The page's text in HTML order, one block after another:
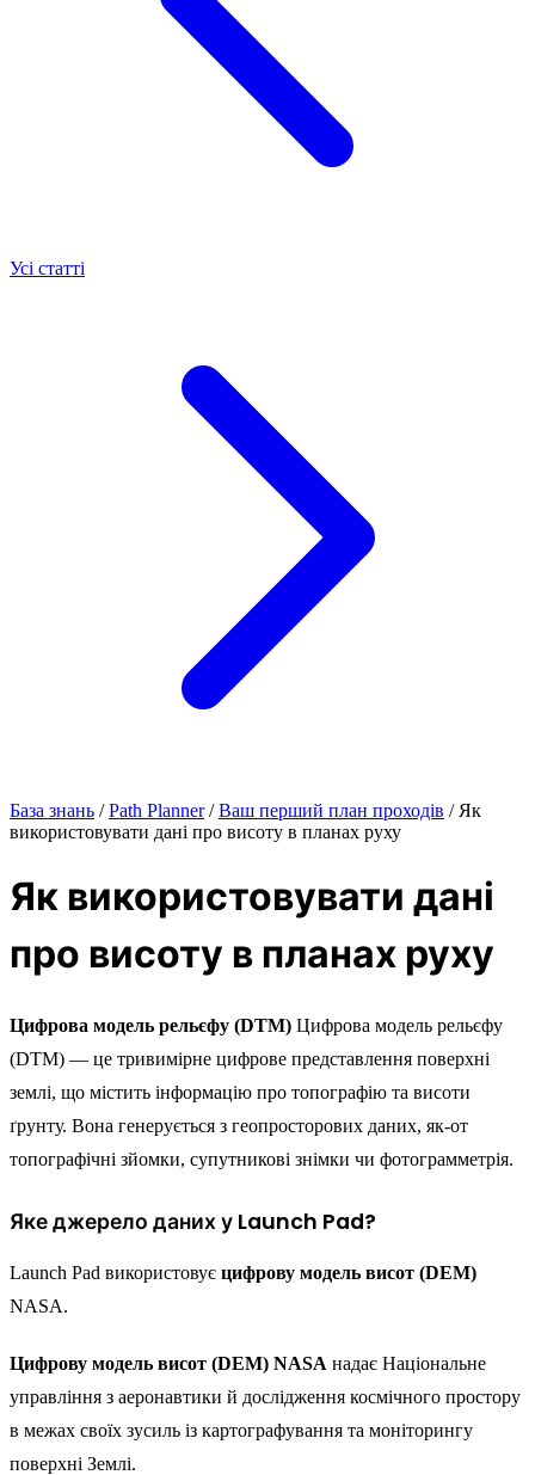
Усі статті
База знань / Path Planner / Ваш перший план проходів / Як
використовувати дані про висоту в планах руху
Як використовувати дані
про висоту в планах руху
Цифрова модель рельєфу (DTM) Цифрова модель рельєфу
(DTM) — це тривимірне цифрове представлення поверхні
землі, що містить інформацію про топографію та висоти
ґрунту. Вона генерується з геопросторових даних, як-от
топографічні зйомки, супутникові знімки чи фотограмметрія.
Яке джерело даних у Launch Pad?
Launch Pad використовує цифрову модель висот (DEM)
NASA.
Цифрову модель висот (DEM) NASA надає Національне
управління з аеронавтики й дослідження космічного простору
в межах своїх зусиль із картографування та моніторингу
поверхні Землі.